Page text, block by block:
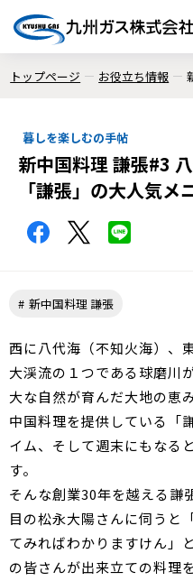
トップページ お役立ち情報
暮しを楽しむの手帖
新中国料理 謙張#3
「謙張」の大人気メ
新中国料理 謙張
西に八代海（不知火海）、
大渓流の１つである球磨川
大な自然が育んだ大地の恵
中国料理を提供している「
イム、そして週末にもなる
す。
そんな創業30年を越える謙
目の松永大陽さんに伺うと
てみればわかりますけん」
の皆さんが出来立ての料理